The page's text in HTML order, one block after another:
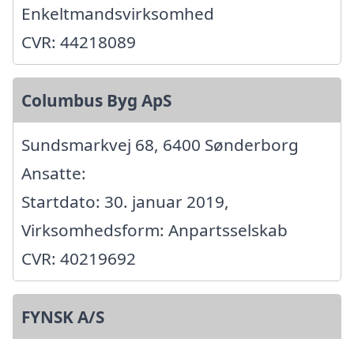
Enkeltmandsvirksomhed
CVR: 44218089
Columbus Byg ApS
Sundsmarkvej 68, 6400 Sønderborg
Ansatte:
Startdato: 30. januar 2019,
Virksomhedsform: Anpartsselskab
CVR: 40219692
FYNSK A/S